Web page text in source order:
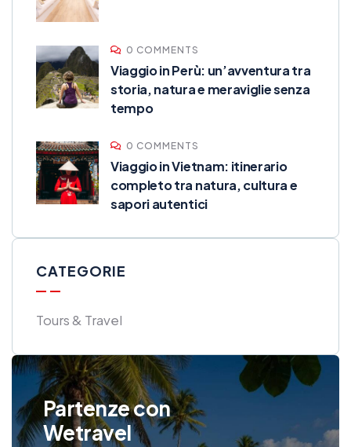
0 COMMENTS
Viaggio in Perù: un’avventura tra
storia, natura e meraviglie senza
tempo
0 COMMENTS
Viaggio in Vietnam: itinerario
completo tra natura, cultura e
sapori autentici
CATEGORIE
Tours & Travel
Partenze con
Wetravel